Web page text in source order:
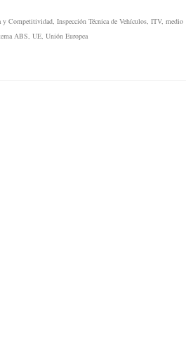
y Competitividad, Inspección Técnica de Vehículos, ITV, medio
ABS, UE, Unión Europea